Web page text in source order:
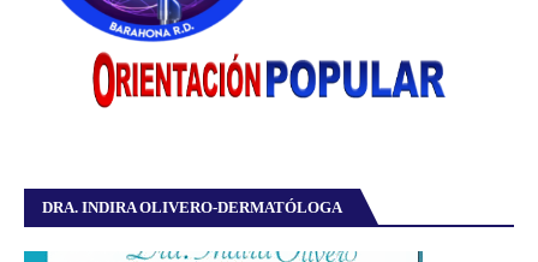
DRA. INDIRA OLIVERO-DERMATÓLOGA